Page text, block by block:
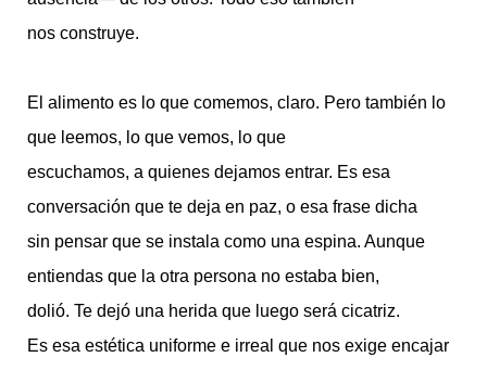
nos construye.
El alimento es lo que comemos, claro. Pero también lo
que leemos, lo que vemos, lo que
escuchamos, a quienes dejamos entrar. Es esa
conversación que te deja en paz, o esa frase dicha
sin pensar que se instala como una espina. Aunque
entiendas que la otra persona no estaba bien,
dolió. Te dejó una herida que luego será cicatriz.
Es esa estética uniforme e irreal que nos exige encajar